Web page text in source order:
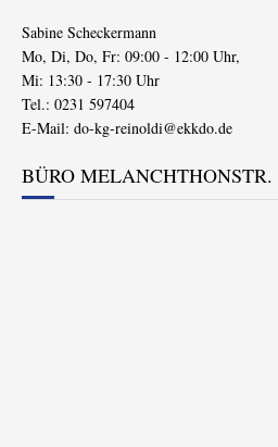
Sabine Scheckermann
Mo, Di, Do, Fr: 09:00 - 12:00 Uhr,
Mi: 13:30 - 17:30 Uhr
Tel.: 0231 597404
E-Mail: do-kg-reinoldi@ekkdo.de
BÜRO MELANCHTHONSTR.